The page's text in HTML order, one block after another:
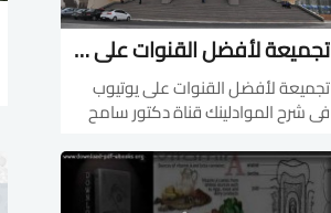
تجميعة لأفضل القنوات على اليوتيوب فى مجال العلاج الطبيعى
تجميعة لأفضل القنوات على يوتيوب
فى شرح الموادلينك قناة دكتور سامح
هتفيدك في الاناتومي في اولي
والماسل تيست في